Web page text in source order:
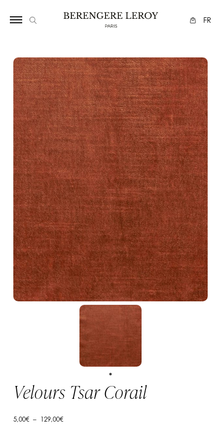
FR
Velours Tsar Corail
5,00€ – 129,00€Plage